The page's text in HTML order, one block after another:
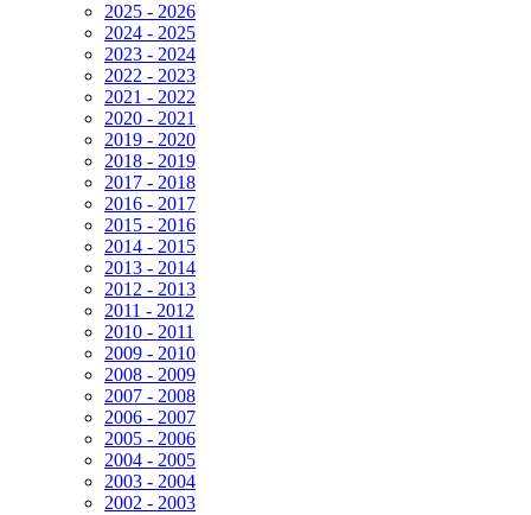
2025 - 2026
2024 - 2025
2023 - 2024
2022 - 2023
2021 - 2022
2020 - 2021
2019 - 2020
2018 - 2019
2017 - 2018
2016 - 2017
2015 - 2016
2014 - 2015
2013 - 2014
2012 - 2013
2011 - 2012
2010 - 2011
2009 - 2010
2008 - 2009
2007 - 2008
2006 - 2007
2005 - 2006
2004 - 2005
2003 - 2004
2002 - 2003